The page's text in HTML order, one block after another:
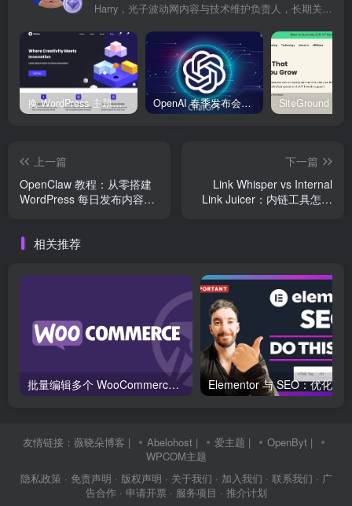
Harry，光子波动网内容与技术维护负责人，长期关注 WordPress、Elementor、WooCommerce、网站报错修复、性能优化、SEO 内容排期与结构化数据优化。擅长把复杂的网站故障拆成可执行的排查步骤，并持续维护 361sale.com 的 WordPress 实战教程知识库。
换 WordPress 主题前先看这份清单：Kadence、Blocksy Pro 与 WoodMart 的实操配置教程 OpenAI 春季发布会：全新 GPT-4o 多模态模型发布，实时互动及免费用户升级全面开启
上一篇
OpenClaw 教程：从零搭建
WordPress 每日发布内容调
下一篇
Link Whisper vs Internal
Link Juicer：内链工具怎么
相关推荐
批量编辑多个 WooCommerce 产品变体价格的 2 个方法？
友情链接： 薇晓朵博客 | Abelohost | 爱主题 | OpenByt |
WPCOM主题
隐私政策 · 免责声明 · 版权声明 · 关于我们 · 加入我们 · 联系我们 · 广
告合作 · 申请开票 · 服务项目 · 推介计划